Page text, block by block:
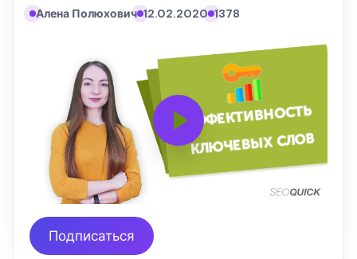
Алена Полюхович 12.02.2020 1378
Подписаться